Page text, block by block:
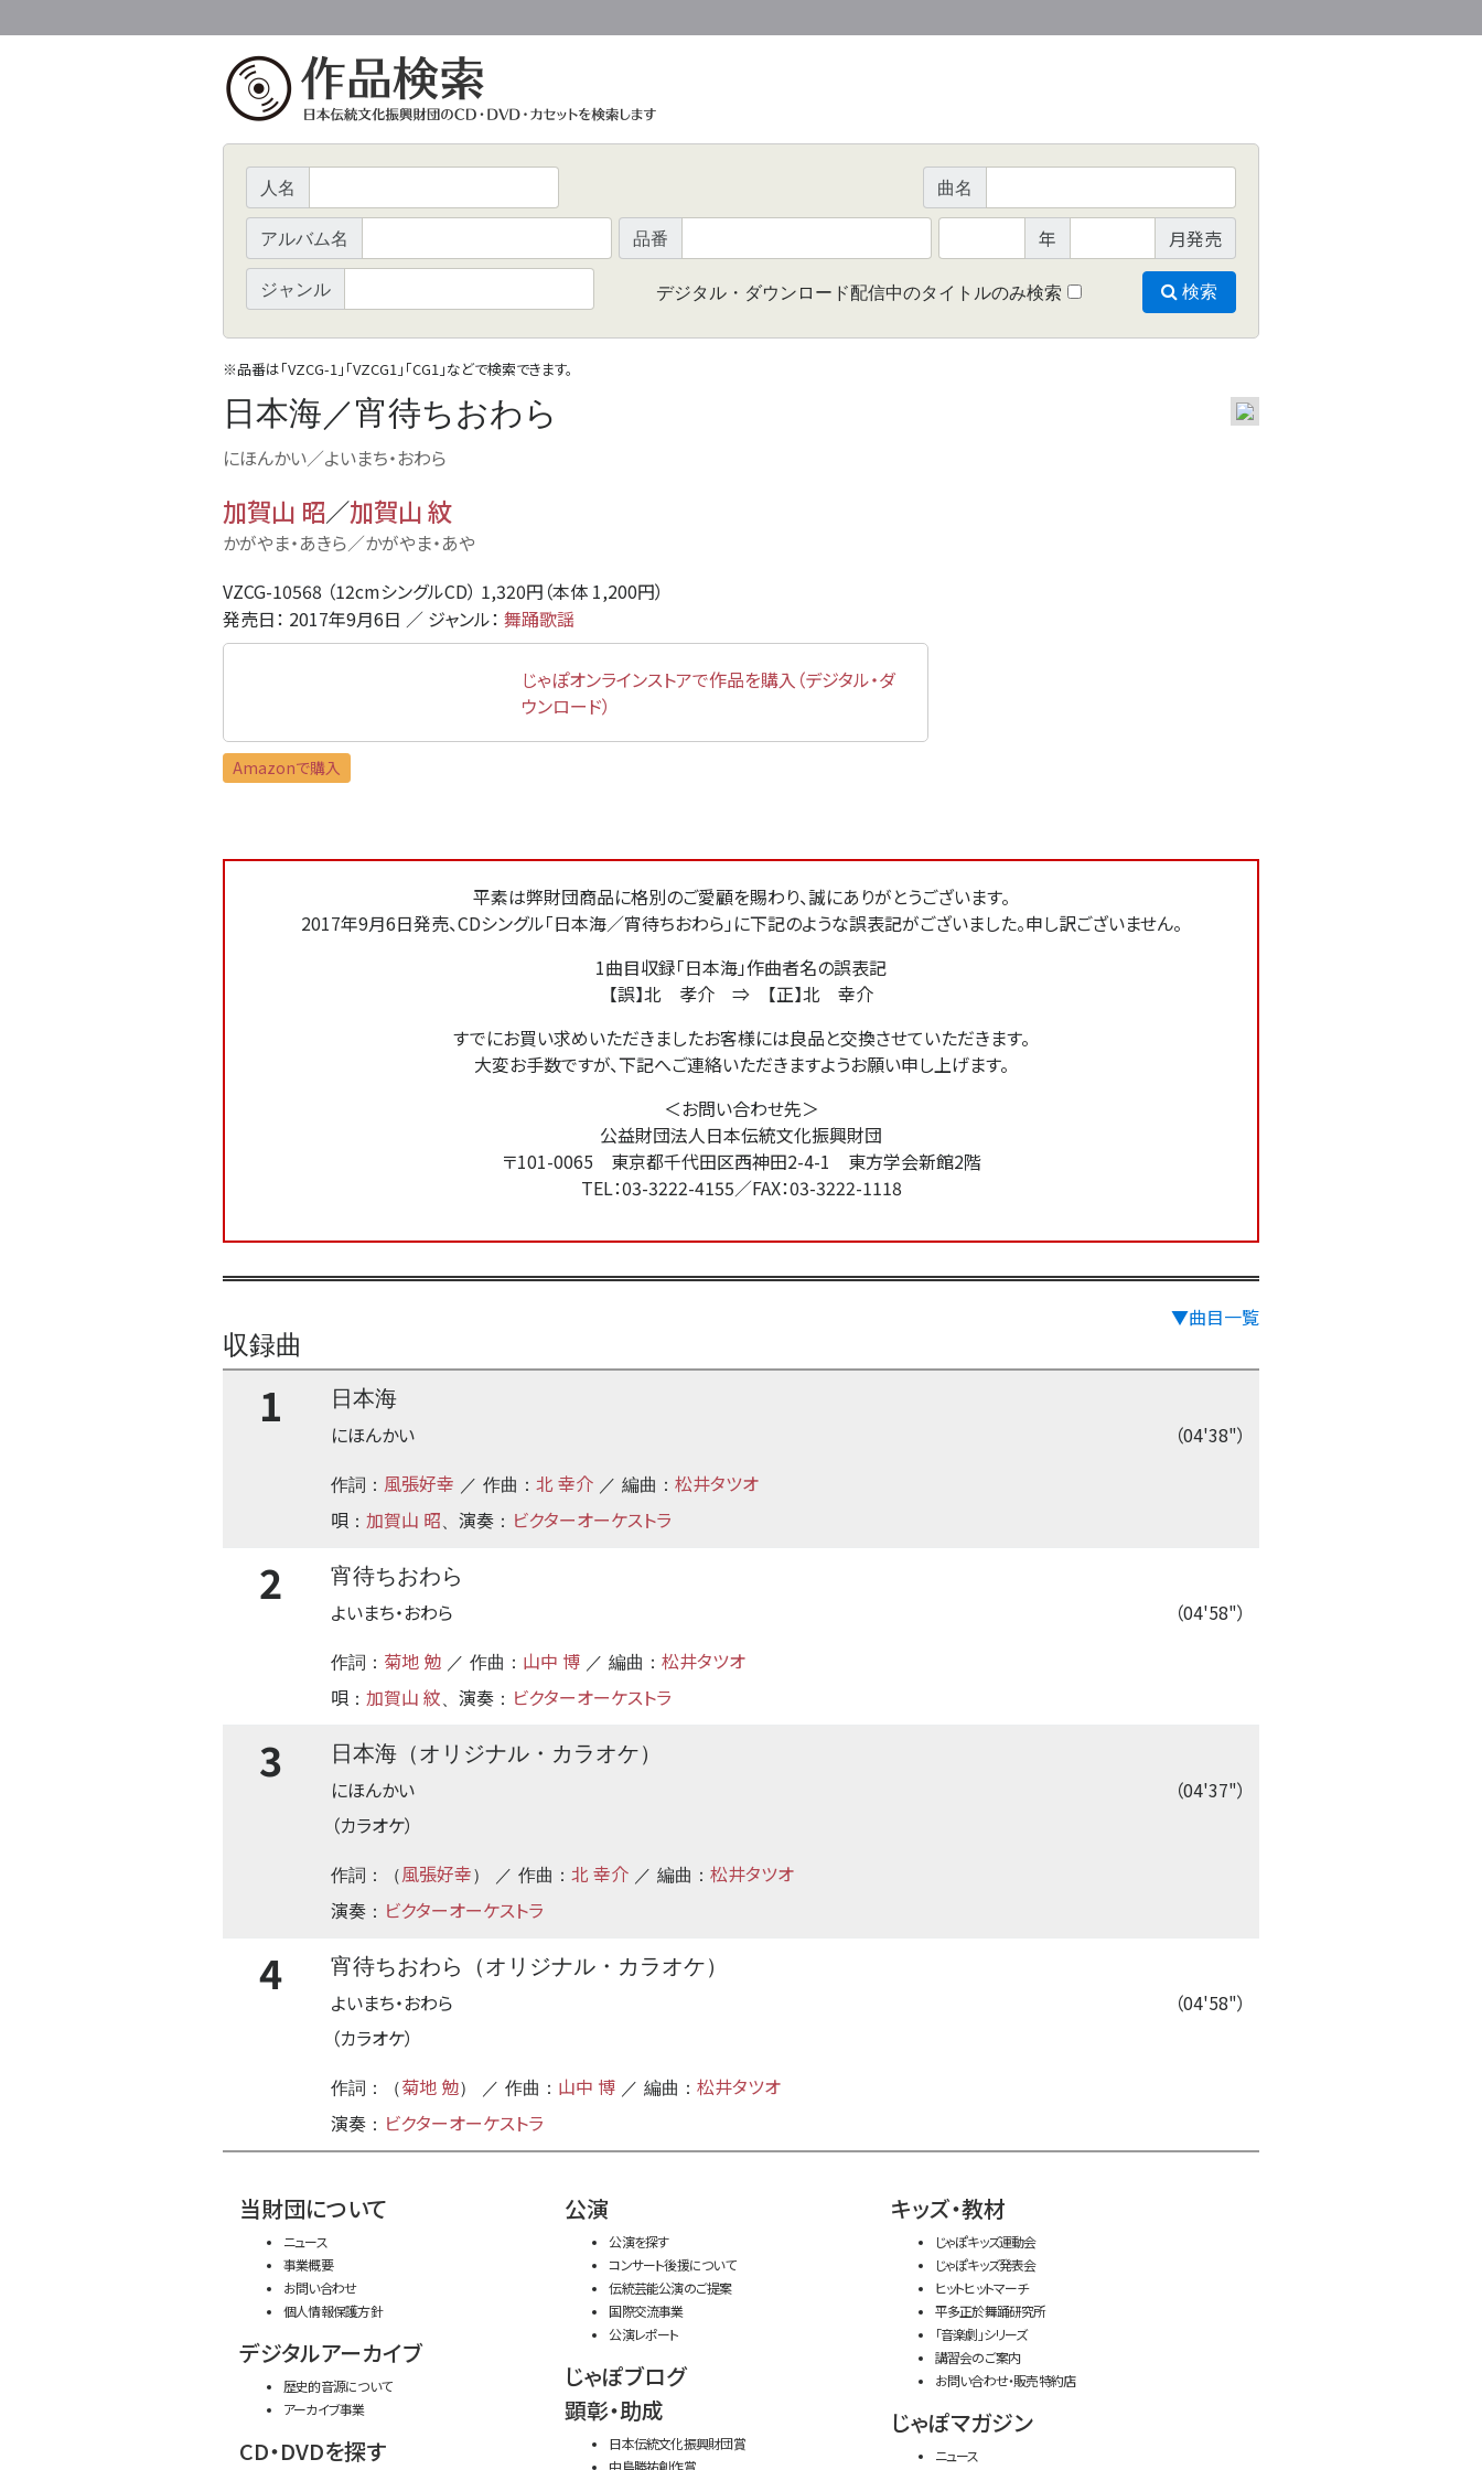
人名 曲名
アルバム名 品番 年 月発売
ジャンル デジタル・ダウンロード配信中のタイトルのみ検索 検索
※品番は「VZCG-1」「VZCG1」「CG1」などで検索できます。
日本海／宵待ちおわら
にほんかい／よいまち・おわら
加賀山 昭／加賀山 紋
かがやま・あきら／かがやま・あや
VZCG-10568 （12cmシングルCD） 1,320円（本体 1,200円）
発売日： 2017年9月6日 ／ ジャンル： 舞踊歌謡
じゃぽオンラインストアで作品を購入（デジタル・ダ
ウンロード）
Amazonで購入
平素は弊財団商品に格別のご愛顧を賜わり、誠にありがとうございます。
2017年9月6日発売、CDシングル「日本海／宵待ちおわら」に下記のような誤表記がございました。申し訳ございません。
1曲目収録「日本海」作曲者名の誤表記
【誤】北 孝介 ⇒ 【正】北 幸介
すでにお買い求めいただきましたお客様には良品と交換させていただきます。
大変お手数ですが、下記へご連絡いただきますようお願い申し上げます。
＜お問い合わせ先＞
公益財団法人日本伝統文化振興財団
〒101-0065 東京都千代田区西神田2-4-1 東方学会新館2階
TEL：03-3222-4155／FAX：03-3222-1118
▼曲目一覧
収録曲
1
日本海
（04'38"）
にほんかい
作詞： 風張好幸 ／ 作曲： 北 幸介 ／ 編曲： 松井タツオ
唄 ： 加賀山 昭、 演奏 ： ビクターオーケストラ
2
宵待ちおわら
（04'58"）
よいまち・おわら
作詞： 菊地 勉 ／ 作曲： 山中 博 ／ 編曲： 松井タツオ
唄 ： 加賀山 紋、 演奏 ： ビクターオーケストラ
3
日本海（オリジナル・カラオケ）
（04'37"）
にほんかい
（カラオケ）
作詞：（風張好幸） ／ 作曲： 北 幸介 ／ 編曲： 松井タツオ
演奏 ： ビクターオーケストラ
4
宵待ちおわら（オリジナル・カラオケ）
（04'58"）
よいまち・おわら
（カラオケ）
作詞：（菊地 勉） ／ 作曲： 山中 博 ／ 編曲： 松井タツオ
演奏 ： ビクターオーケストラ
当財団について
ニュース
事業概要
お問い合わせ
個人情報保護方針
デジタルアーカイブ
歴史的音源について
アーカイブ事業
CD・DVDを探す
公演
公演を探す
コンサート後援について
伝統芸能公演のご提案
国際交流事業
公演レポート
じゃぽブログ
顕彰・助成
日本伝統文化振興財団賞
キッズ・教材
じゃぽキッズ運動会
じゃぽキッズ発表会
ヒットヒットマーチ
平多正於舞踊研究所
「音楽劇」シリーズ
講習会のご案内
お問い合わせ・販売特約店
じゃぽマガジン
ニュース